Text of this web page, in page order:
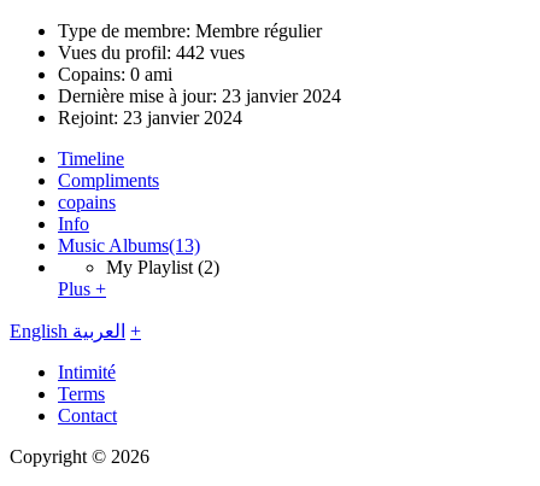
Type de membre: Membre régulier
Vues du profil: 442 vues
Copains: 0 ami
Dernière mise à jour: 23 janvier 2024
Rejoint: 23 janvier 2024
Timeline
Compliments
copains
Info
Music Albums(13)
My Playlist (2)
Plus +
English العربية +
Intimité
Terms
Contact
Copyright © 2026